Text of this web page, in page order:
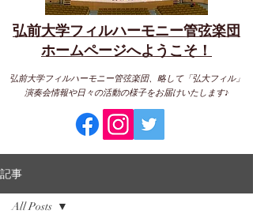
弘前大学フィルハーモニー管弦楽団
​ホームページへようこそ！
弘前大学フィルハーモニー管弦楽団、略して「弘大フィル」
演奏会情報や日々の活動の様子をお届けいたします♪
記事
All Posts